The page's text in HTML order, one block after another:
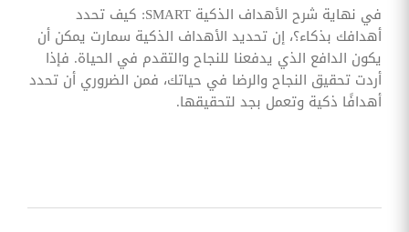
في نهاية شرح الأهداف الذكية SMART: كيف تحدد
أهدافك بذكاء؟، إن تحديد الأهداف الذكية سمارت يمكن أن
يكون الدافع الذي يدفعنا للنجاح والتقدم في الحياة. فإذا
أردت تحقيق النجاح والرضا في حياتك، فمن الضروري أن تحدد
أهدافًا ذكية وتعمل بجد لتحقيقها.